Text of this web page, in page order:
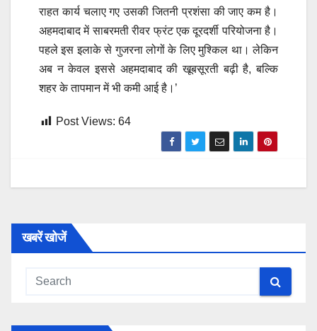
राहत कार्य चलाए गए उसकी जितनी प्रशंसा की जाए कम है।
अहमदाबाद में साबरमती रीवर फ्रंट एक दूरदर्शी परियोजना है।
पहले इस इलाके से गुजरना लोगों के लिए मुश्किल था। लेकिन
अब न केवल इससे अहमदाबाद की खूबसूरती बढ़ी है, बल्कि
शहर के तापमान में भी कमी आई है।’
Post Views: 64
खबरें खोजें